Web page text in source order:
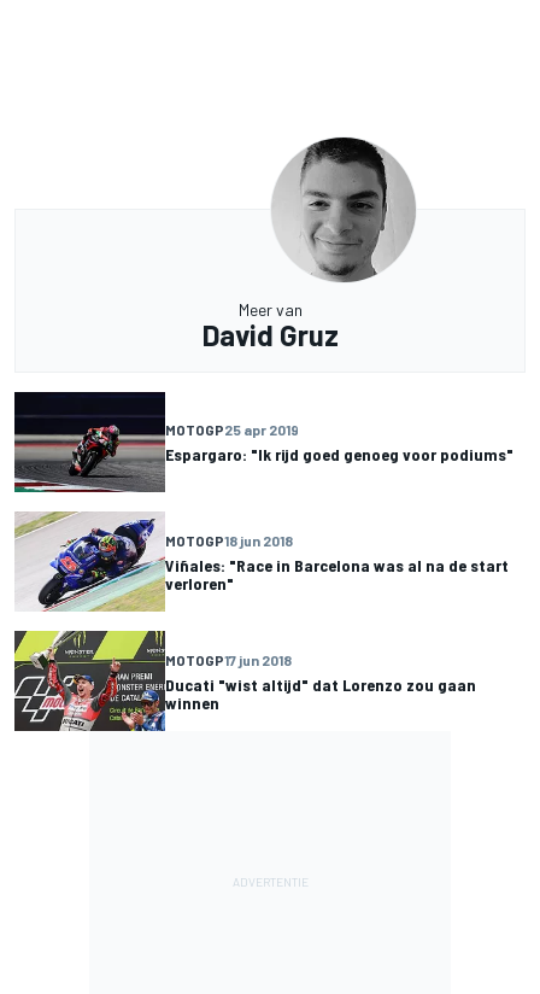
Meer van
David Gruz
MOTOGP25 apr 2019
Espargaro: "Ik rijd goed genoeg voor podiums"
MOTOGP18 jun 2018
Viñales: "Race in Barcelona was al na de start
verloren"
MOTOGP17 jun 2018
Ducati "wist altijd" dat Lorenzo zou gaan
winnen